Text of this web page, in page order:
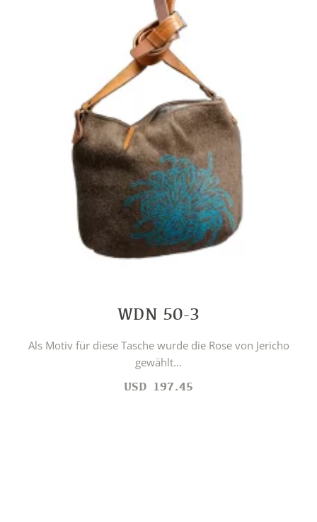
WDN 50-3
Als Motiv für diese Tasche wurde die Rose von Jericho
gewählt...
USD 197.45